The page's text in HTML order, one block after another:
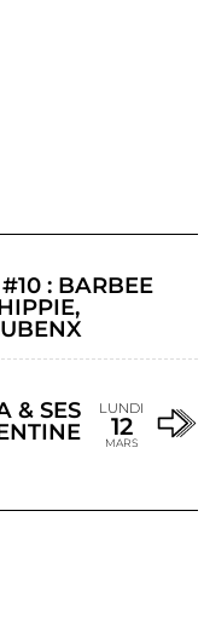
: BARBEE
& SES LUNDI
12
MARS